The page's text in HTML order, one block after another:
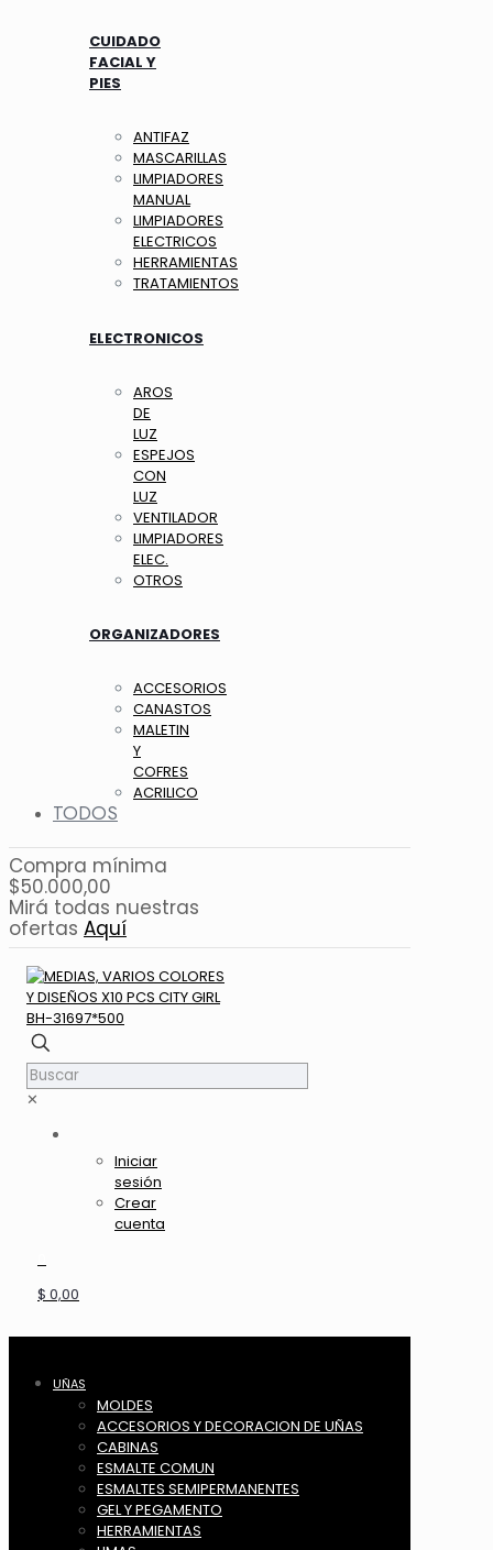
CUIDADO
FACIAL Y
PIES
ANTIFAZ
MASCARILLAS
LIMPIADORES
MANUAL
LIMPIADORES
ELECTRICOS
HERRAMIENTAS
TRATAMIENTOS
ELECTRONICOS
AROS
DE
LUZ
ESPEJOS
CON
LUZ
VENTILADOR
LIMPIADORES
ELEC.
OTROS
ORGANIZADORES
ACCESORIOS
CANASTOS
MALETIN
Y
COFRES
ACRILICO
TODOS
Compra mínima
$50.000,00
Mirá todas nuestras
ofertas Aquí
✕
Iniciar
sesión
Crear
cuenta
$ 0,00
UÑAS
MOLDES
ACCESORIOS Y DECORACION DE UÑAS
CABINAS
ESMALTE COMUN
ESMALTES SEMIPERMANENTES
GEL Y PEGAMENTO
HERRAMIENTAS